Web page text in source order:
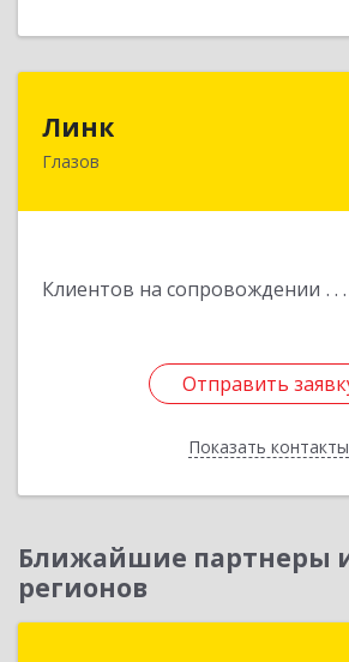
Линк
Глазов
Клиентов на сопровождении
Отправить
Показать контакты
Отправить
Назад
Ближайшие партнеры
регионов